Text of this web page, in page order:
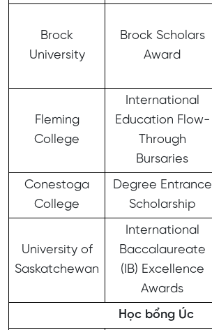
Brock
University
Brock Scholars
Award
Fleming
College
International
Education Flow-
Through
Bursaries
Conestoga
College
Degree Entrance
Scholarship
University of
Saskatchewan
International
Baccalaureate
(IB) Excellence
Awards
Học bổng Úc